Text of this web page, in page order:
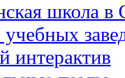
школа в
учебных
интерактив